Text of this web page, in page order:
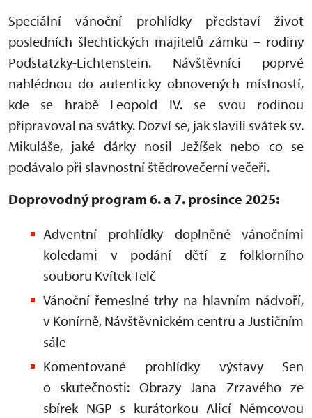
Speciální vánoční prohlídky představí život
posledních šlechtických majitelů zámku – rodiny
Podstatzky-Lichtenstein. Návštěvníci poprvé
nahlédnou do autenticky obnovených místností,
kde se hrabě Leopold IV. se svou rodinou
připravoval na svátky. Dozví se, jak slavili svátek sv.
Mikuláše, jaké dárky nosil Ježíšek nebo co se
podávalo při slavnostní štědrovečerní večeři.
Doprovodný program 6. a 7. prosince 2025:
Adventní prohlídky doplněné vánočními
koledami v podání dětí z folklorního
souboru Kvítek Telč
Vánoční řemeslné trhy na hlavním nádvoří,
v Konírně, Návštěvnickém centru a Justičním
sále
Komentované prohlídky výstavy Sen
o skutečnosti: Obrazy Jana Zrzavého ze
sbírek NGP s kurátorkou Alicí Němcovou